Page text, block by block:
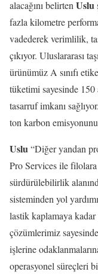
alacağını belirten Uslu
fazla kilometre
vadederek verimlilik,
çıkıyor. Uluslararası
ürünümüz A sınıfı
tüketimi sayesinde
tasarruf imkanı
ton karbon
Uslu“Diğer yandan
Pro Services ile
sürdürülebilirlik
sisteminden yol
lastik kaplamaya
çözümlerimiz
işlerine
operasyonel süreçleri